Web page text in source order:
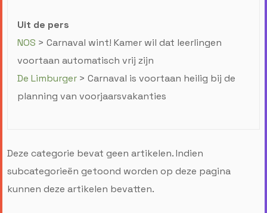
Uit de pers
NOS > Carnaval wint! Kamer wil dat leerlingen
voortaan automatisch vrij zijn
De Limburger > Carnaval is voortaan heilig bij de
planning van voorjaarsvakanties
Deze categorie bevat geen artikelen. Indien
subcategorieën getoond worden op deze pagina
kunnen deze artikelen bevatten.